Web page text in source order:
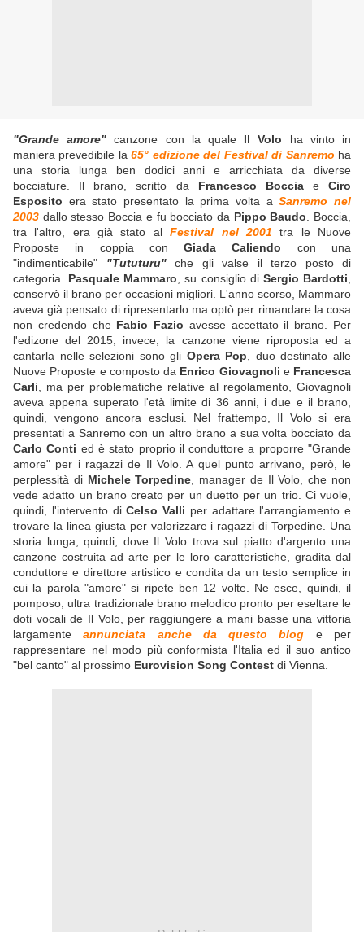
"Grande amore" canzone con la quale Il Volo ha vinto in
maniera prevedibile la 65° edizione del Festival di Sanremo ha
una storia lunga ben dodici anni e arricchiata da diverse
bocciature. Il brano, scritto da Francesco BocciaeCiro
Esposito era stato presentato la prima volta aSanremo nel
2003 dallo stesso Boccia e fu bocciato da Pippo Baudo . Boccia,
tra l'altro, era già stato alFestival nel 2001 tra le Nuove
Proposte in coppia conGiada Caliendo con una
"indimenticabile" "Tututuru"che gli valse il terzo posto di
categoria. Pasquale Mammaro , su consiglio di Sergio Bardotti
conservò il brano per occasioni migliori. L'anno scorso, Mammaro
aveva già pensato di ripresentarlo ma optò per rimandare la cosa
non credendo cheFabio Fazio avesse accettato il brano. Per
l'edizone del 2015, invece, la canzone viene riproposta ed a
cantarla nelle selezioni sono gli Opera Pop , duo destinato alle
Nuove Proposte e composto da Enrico Giovagnoli e Francesca
Carli , ma per problematiche relative al regolamento, Giovagnoli
aveva appena superato l'età limite di 36 anni, i due e il brano,
quindi, vengono ancora esclusi. Nel frattempo, Il Volo si era
presentati a Sanremo con un altro brano a sua volta bocciato da
Carlo Conti ed è stato proprio il conduttore a proporre "Grande
amore" per i ragazzi de Il Volo. A quel punto arrivano, però, le
perplessità di Michele Torpedine , manager de Il Volo, che non
vede adatto un brano creato per un duetto per un trio. Ci vuole,
quindi, l'intervento diCelso Valli per adattare l'arrangiamento e
trovare la linea giusta per valorizzare i ragazzi di Torpedine. Una
storia lunga, quindi, dove Il Volo trova sul piatto d'argento una
canzone costruita ad arte per le loro caratteristiche, gradita dal
conduttore e direttore artistico e condita da un testo semplice in
cui la parola "amore" si ripete ben 12 volte. Ne esce, quindi, il
pomposo, ultra tradizionale brano melodico pronto per eseltare le
doti vocali de Il Volo, per raggiungere a mani basse una vittoria
largamenteannunciata anche da questo blog e per
rappresentare nel modo più conformista l'Italia ed il suo antico
"bel canto" al prossimo Eurovision Song Contest di Vienna.